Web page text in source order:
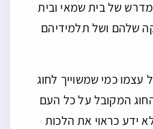
של בית שמאי ובית
שלהם ושל תלמידיהם
עצמו כמי שמשוייך לחוג
המקובל על כל העם
ידע כראוי את הלכות